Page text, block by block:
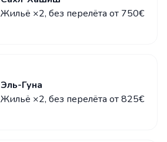
Жильё ×2, без перелёта от 750€
Эль-Гуна
Жильё ×2, без перелёта от 825€